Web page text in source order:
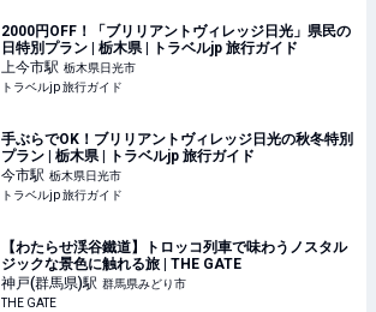
2000円OFF！「ブリリアントヴィレッジ日光」県民の
日特別プラン | 栃木県 | トラベルjp 旅行ガイド
上今市駅 栃木県日光市
トラベルjp 旅行ガイド
手ぶらでOK！ブリリアントヴィレッジ日光の秋冬特別
プラン | 栃木県 | トラベルjp 旅行ガイド
今市駅 栃木県日光市
トラベルjp 旅行ガイド
【わたらせ渓谷鐵道】トロッコ列車で味わうノスタル
ジックな景色に触れる旅 | THE GATE
神戸(群馬県)駅 群馬県みどり市
THE GATE